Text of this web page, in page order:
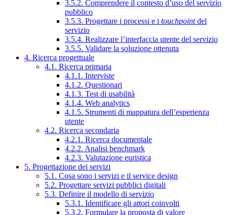
3.5.2. Comprendere il contesto d’uso del servizio
pubblico
3.5.3. Progettare i processi e i touchpointdel
servizio
3.5.4. Realizzare l’interfaccia utente del servizio
3.5.5. Validare la soluzione ottenuta
4. Ricerca progettuale
4.1. Ricerca primaria
4.1.1. Interviste
4.1.2. Questionari
4.1.3. Test di usabilità
4.1.4. Web analytics
4.1.5. Strumenti di mappatura dell’esperienza
utente
4.2. Ricerca secondaria
4.2.1. Ricerca documentale
4.2.2. Analisi benchmark
4.2.3. Valutazione euristica
5. Progettazione dei servizi
5.1. Cosa sono i servizi e il service design
5.2. Progettare servizi pubblici digitali
5.3. Definire il modello di servizio
5.3.1. Identificare gli attori coinvolti
5.3.2. Formulare la proposta di valore